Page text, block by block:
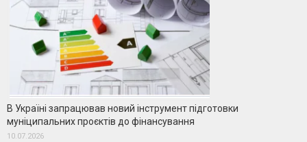
В Україні запрацював новий інструмент підготовки
муніципальних проєктів до фінансування
10.07.2026